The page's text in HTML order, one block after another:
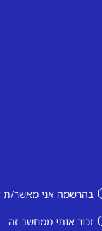
בהרשמה אני מאשר/ת
זכור אותי ממחשב זה